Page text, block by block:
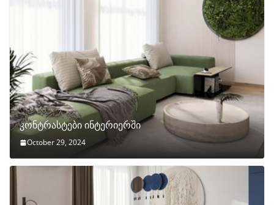
კონტრასტები ინტერიერში
October 29, 2024